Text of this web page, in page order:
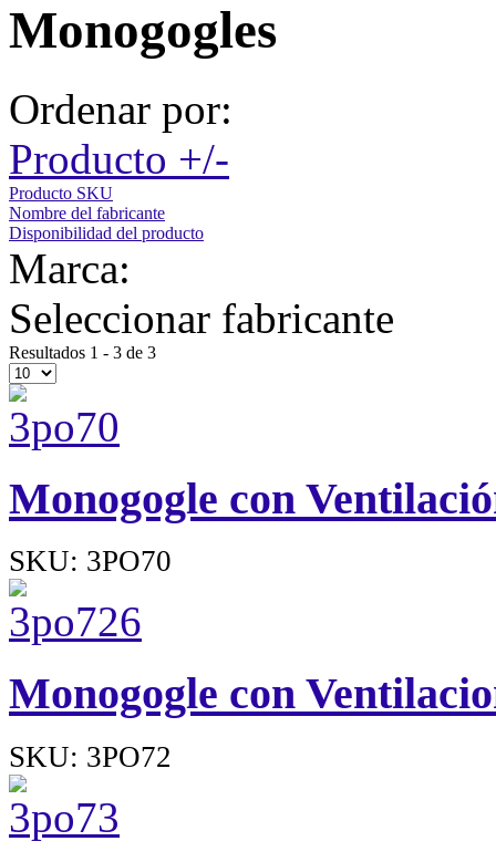
Monogogles
Ordenar por:
Producto +/-
Producto SKU
Nombre del fabricante
Disponibilidad del producto
Marca:
Seleccionar fabricante
Resultados 1 - 3 de 3
Monogogle con
SKU: 3PO70
Monogogle con
SKU: 3PO72